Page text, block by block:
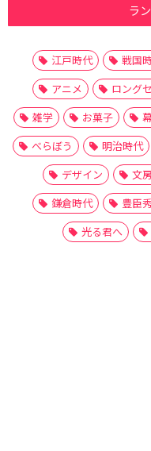
ラ
江戸時代 戦国
アニメ
ロング
雑学
お菓子
べらぼう
明治時代
デザイン
文
鎌倉時代
豊臣
光る君へ